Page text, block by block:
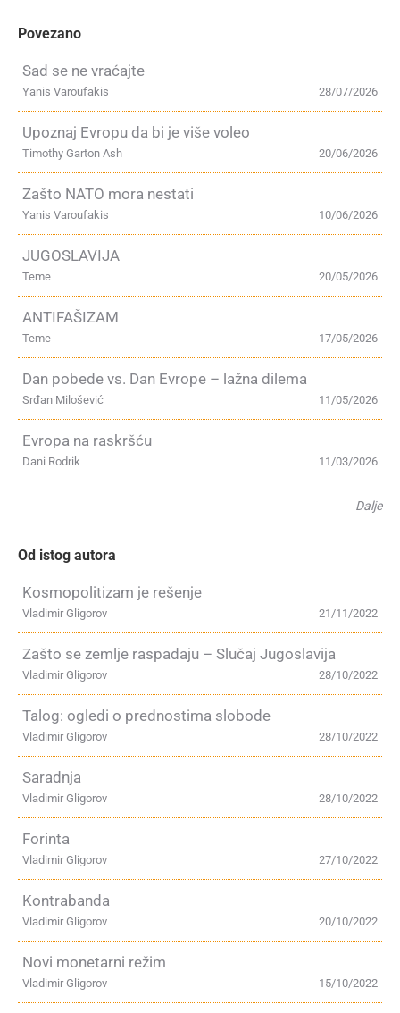
Povezano
Sad se ne vraćajte
28/07/2026
Yanis Varoufakis
Upoznaj Evropu da bi je više voleo
20/06/2026
Timothy Garton Ash
Zašto NATO mora nestati
10/06/2026
Yanis Varoufakis
JUGOSLAVIJA
20/05/2026
Teme
ANTIFAŠIZAM
17/05/2026
Teme
Dan pobede vs. Dan Evrope – lažna dilema
11/05/2026
Srđan Milošević
Evropa na raskršću
11/03/2026
Dani Rodrik
Dalje
Od istog autora
Kosmopolitizam je rešenje
21/11/2022
Vladimir Gligorov
Zašto se zemlje raspadaju – Slučaj Jugoslavija
28/10/2022
Vladimir Gligorov
Talog: ogledi o prednostima slobode
28/10/2022
Vladimir Gligorov
Saradnja
28/10/2022
Vladimir Gligorov
Forinta
27/10/2022
Vladimir Gligorov
Kontrabanda
20/10/2022
Vladimir Gligorov
Novi monetarni režim
15/10/2022
Vladimir Gligorov